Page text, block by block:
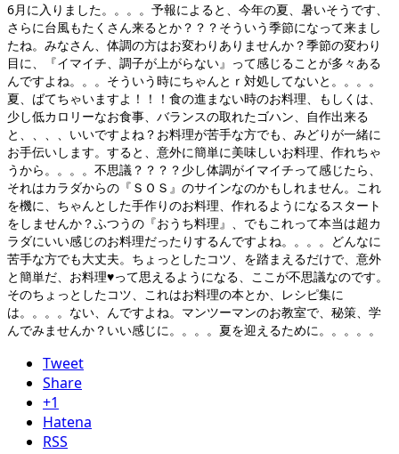
6月に入りました。。。。予報によると、今年の夏、暑いそうです、
さらに台風もたくさん来るとか？？？そういう季節になって来まし
たね。みなさん、体調の方はお変わりありませんか？季節の変わり
目に、『イマイチ、調子が上がらない』って感じることが多々ある
んですよね。。。そういう時にちゃんとｒ対処してないと。。。。
夏、ばてちゃいますよ！！！食の進まない時のお料理、もしくは、
少し低カロリーなお食事、バランスの取れたゴハン、自作出来る
と、、、、いいですよね？お料理が苦手な方でも、みどりが一緒に
お手伝いします。すると、意外に簡単に美味しいお料理、作れちゃ
うから。。。。不思議？？？？少し体調がイマイチって感じたら、
それはカラダからの『ＳＯＳ』のサインなのかもしれません。これ
を機に、ちゃんとした手作りのお料理、作れるようになるスタート
をしませんか？ふつうの『おうち料理』、でもこれって本当は超カ
ラダにいい感じのお料理だったりするんですよね。。。。どんなに
苦手な方でも大丈夫。ちょっとしたコツ、を踏まえるだけで、意外
と簡単だ、お料理♥って思えるようになる、ここが不思議なのです。
そのちょっとしたコツ、これはお料理の本とか、レシピ集に
は。。。。ない、んですよね。マンツーマンのお教室で、秘策、学
んでみませんか？いい感じに。。。。夏を迎えるために。。。。。
Tweet
Share
+1
Hatena
RSS